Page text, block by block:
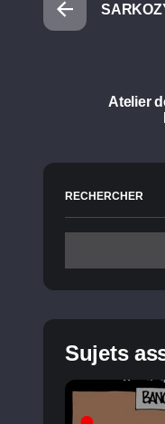
Atelier
RECHERCHER
Sujets